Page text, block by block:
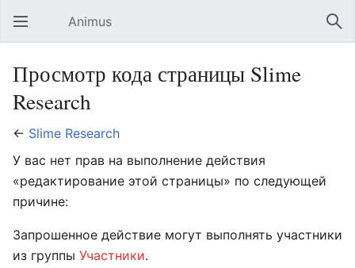
Открыть главное меню Animus
Просмотр кода страницы Slime
Research
← Slime Research
У вас нет прав на выполнение действия
«редактирование этой страницы» по следующей
причине:
Запрошенное действие могут выполнять участники
из группы Участники.